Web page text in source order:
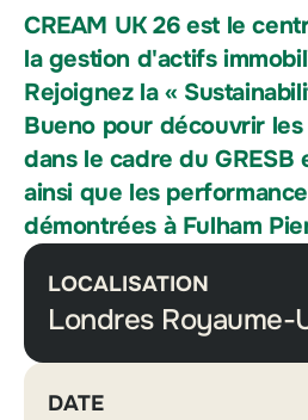
CREAM UK 26 est le
la gestion d'actifs
Rejoignez la «
Bueno pour découvrir
dans le cadre du GRESB
ainsi que les
démontrées à Fulham
LOCALISATION
Londres Royaume-
DATE